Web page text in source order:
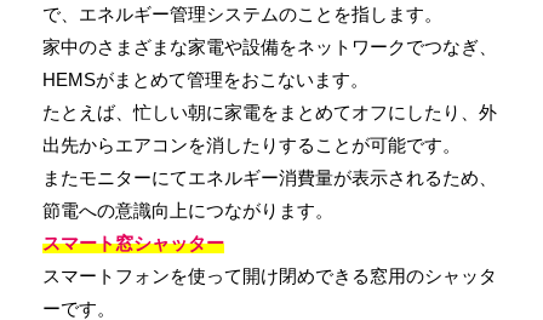
で、エネルギー管理システムのことを指します。
家中のさまざまな家電や設備をネットワークでつなぎ、
HEMSがまとめて管理をおこないます。
たとえば、忙しい朝に家電をまとめてオフにしたり、外
出先からエアコンを消したりすることが可能です。
またモニターにてエネルギー消費量が表示されるため、
節電への意識向上につながります。
スマート窓シャッター
スマートフォンを使って開け閉めできる窓用のシャッタ
ーです。